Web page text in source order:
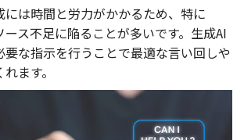
には時間と労力がかかるため、特に
ース不足に陥ることが多いです。 生成AI
要な指示を行うことで最適な言い回しや
ます。